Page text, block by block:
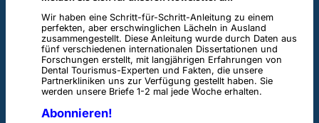
Wir haben eine Schritt-für-Schritt-Anleitung zu einem
perfekten, aber erschwinglichen Lächeln in Ausland
zusammengestellt. Diese Anleitung wurde durch Daten aus
fünf verschiedenen internationalen Dissertationen und
Forschungen erstellt, mit langjährigen Erfahrungen von
Dental Tourismus-Experten und Fakten, die unsere
Partnerkliniken uns zur Verfügung gestellt haben. Sie
werden unsere Briefe 1-2 mal jede Woche erhalten.
Abonnieren!